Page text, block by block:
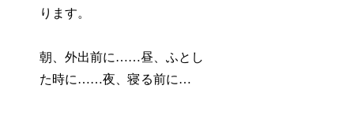
ります。
朝、外出前に……昼、ふとし
た時に……夜、寝る前に…